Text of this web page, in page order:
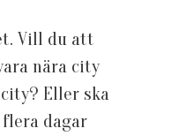
Vill du att
nära city
Eller ska
dagar